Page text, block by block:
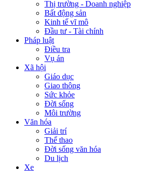
Thị trường - Doanh nghiệp
Bất động sản
Kinh tế vĩ mô
Đầu tư - Tài chính
Pháp luật
Điều tra
Vụ án
Xã hội
Giáo dục
Giao thông
Sức khỏe
Đời sống
Môi trường
Văn hóa
Giải trí
Thể thao
Đời sống văn hóa
Du lịch
Xe